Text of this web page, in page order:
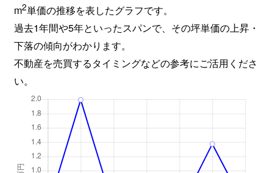
m2単価の推移を表したグラフです。
過去1年間や5年といったスパンで、その坪単価の上昇・
下落の傾向がわかります。
不動産を売買するタイミングなどの参考にご活用くださ
い。